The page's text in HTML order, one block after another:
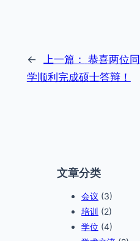
← 上一篇： 恭喜两位同
学顺利完成硕士答辩！
文章分类
会议 (3)
培训 (2)
学位 (4)